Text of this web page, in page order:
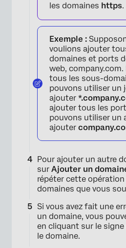
les domaines https.
Exemple :
voulions ajouter
domaines et ports
web,
tous les sous-
pouvons utiliser un
ajouter
ajouter tous les
pouvons utiliser un
ajouter
Pour ajouter un autre
sur Ajouter un
répéter cette
domaines que vous
Si vous avez fait une
un domaine, vous
en cliquant sur le signe
le domaine.